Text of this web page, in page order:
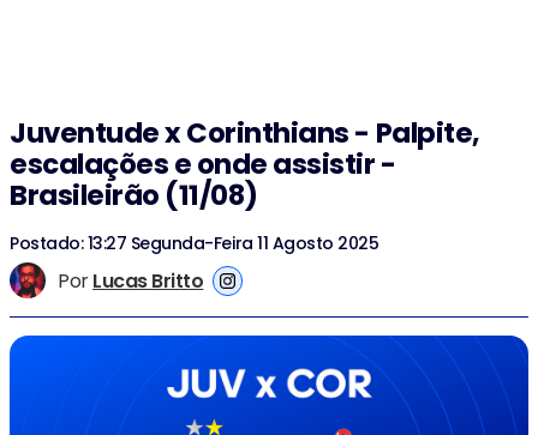
Juventude x Corinthians - Palpite,
escalações e onde assistir -
Brasileirão (11/08)
PorLucas Britto
Postado: 13:27 Segunda-Feira 11 Agosto 2025